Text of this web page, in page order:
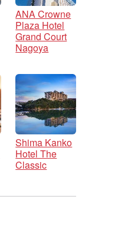
ANA Crowne
Plaza Hotel
Grand Court
Nagoya
Shima Kanko
Hotel The
Classic